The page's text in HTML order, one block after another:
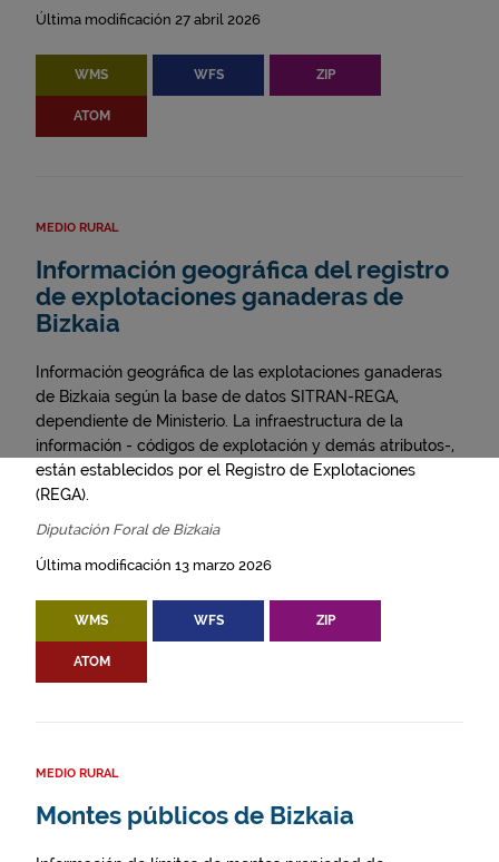
Última modificación 27 abril 2026
WMS WFS ZIP
ATOM
MEDIO RURAL
Información geográfica del registro
de explotaciones ganaderas de
Bizkaia
Información geográfica de las explotaciones ganaderas
de Bizkaia según la base de datos SITRAN-REGA,
dependiente de Ministerio. La infraestructura de la
información - códigos de explotación y demás atributos-,
están establecidos por el Registro de Explotaciones
(REGA).
Diputación Foral de Bizkaia
Última modificación 13 marzo 2026
WMS WFS ZIP
ATOM
MEDIO RURAL
Montes públicos de Bizkaia